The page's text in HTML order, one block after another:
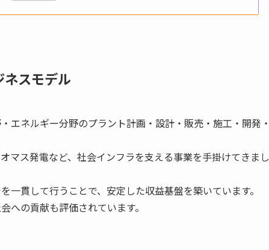
スモデル
エネルギー分野のプラント計画・設計・販売・施工・開発・
マス発電など、社会インフラを支える事業を手掛けてきまし
一貫して行うことで、安定した収益基盤を築いています。
への貢献も評価されています。